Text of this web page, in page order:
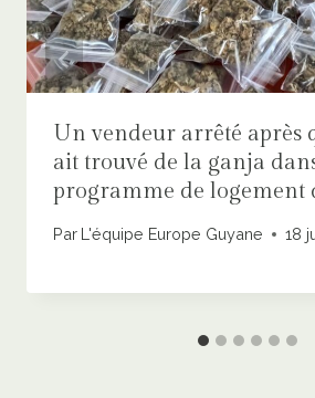
Un vendeur arrêté après
ait trouvé de la ganja
programme de logement
Par L'équipe Europe Guyane 18